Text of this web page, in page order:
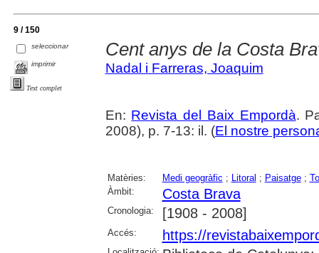
9 / 150
seleccionar
imprimir
Text complet
Cent anys de la Costa
Nadal i Farreras, Joaquim
En: Revista del Baix Empordà.
2008), p. 7-13: il. (El nostre
Matèries: Medi geogràfic ; Litoral ; Paisatge;
Àmbit:
Costa Brava
Cronologia: [1908 - 2008]
Accés: https://